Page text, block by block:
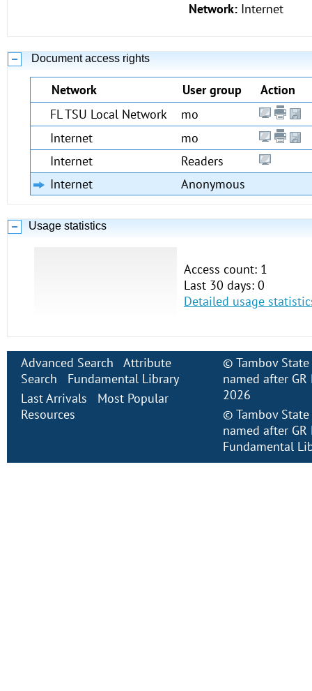
Network: Internet
Document access rights
Network User group
Action
FL TSU Local Network
mo
Internet
mo
Internet
Readers
Internet
Anonymous
Usage statistics
Access count: 1
Last 30 days: 0
Detailed usage
Advanced Search
Attribute
Search
Fundamental Library
Last Arrivals
Most Popular
Resources
© Tambov
named after
2026
© Tambov
named after
Fundamental